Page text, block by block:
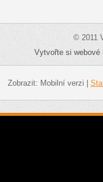
© 2011
Vytvořte si webové
Zobrazit: Mobilní verzi